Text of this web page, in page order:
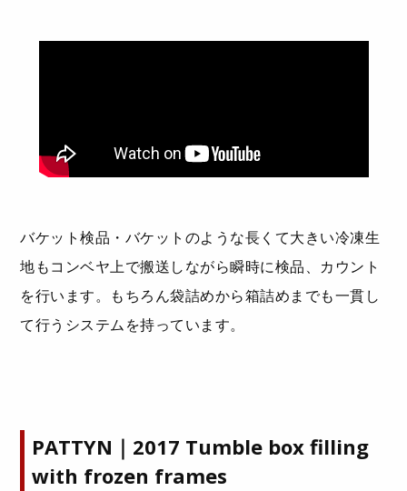
バケット検品・バケットのような長くて大きい冷凍生
地もコンベヤ上で搬送しながら瞬時に検品、カウント
を行います。もちろん袋詰めから箱詰めまでも一貫し
て行うシステムを持っています。
PATTYN｜2017 Tumble box filling
with frozen frames